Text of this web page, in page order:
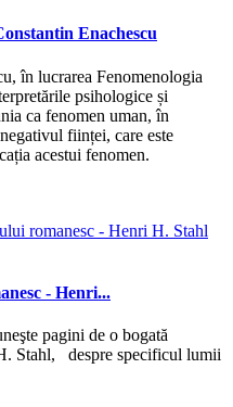
Enachescu
în lucrarea Fenomenologia
psihologice și
ca fenomen uman, în
ființei, care este
acestui fenomen.
- Henri...
pagini de o bogată
Stahl, despre specificul lumii